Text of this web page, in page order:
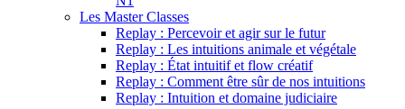
Les Master Classes
Replay : Percevoir et agir sur le futur
Replay : Les intuitions animale et végétale
Replay : État intuitif et flow créatif
Replay : Comment être sûr de nos intuitions
Replay : Intuition et domaine judiciaire